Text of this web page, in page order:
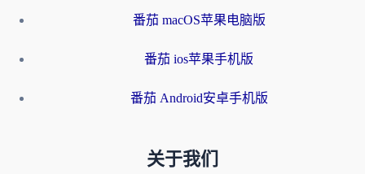
番茄 macOS苹果电脑版
番茄 ios苹果手机版
番茄 Android安卓手机版
关于我们